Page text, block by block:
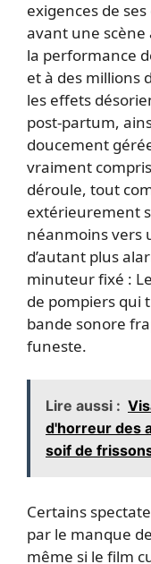
exigences de
avant une scène
la performance
et à des millions
les effets
post-partum,
doucement
vraiment
déroule, tout
extérieurement
néanmoins vers
d’autant plus
minuteur fixé :
de pompiers qui
bande sonore
funeste.
Lire aussi :
d'horreur des
soif de
Certains
par le manque
même si le film